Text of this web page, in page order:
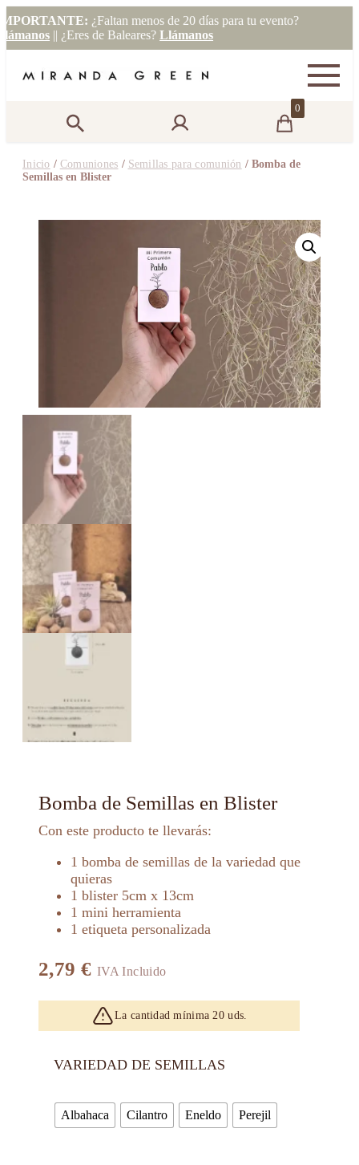
¿Faltan menos de 20 días para tu evento?
|| ¿Eres de Baleares?Llámanos
0
Inicio / Comuniones / Semillas para comunión / Bomba de
Semillas en Blister
Bomba de Semillas en Blister
Con este producto te llevarás:
1 bomba de semillas de la variedad que
quieras
1 blister 5cm x 13cm
1 mini herramienta
1 etiqueta personalizada
2,79 € IVA Incluido
La cantidad mínima 20 uds.
VARIEDAD DE SEMILLAS
Albahaca Cilantro Eneldo Perejil